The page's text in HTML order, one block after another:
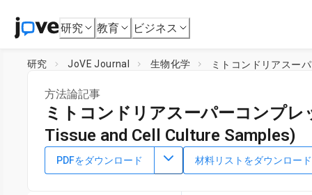
研究 教育 ビジネス
研究 JoVE Journal 生物化学 ミトコンドリアスー
方法論記事
ミトコンドリアスーパーコンプ
Tissue and Cell Culture Samples)
DOI： 10.3791/66771 2024年5月3日
Raquel Moreno-Loshuertos1,2,Patricio Fernández-Silva1,
PDFをダウンロード 材料リストをダウンロード